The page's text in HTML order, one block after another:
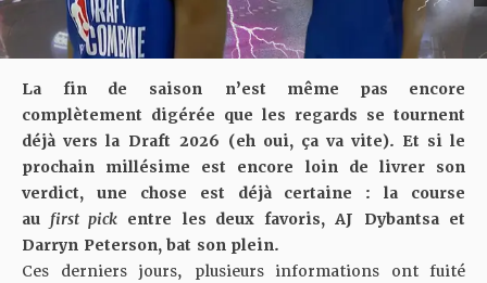
La fin de saison n’est même pas encore
complètement digérée que les regards se tournent
déjà vers la Draft 2026 (eh oui, ça va vite). Et si le
prochain millésime est encore loin de livrer son
verdict, une chose est déjà certaine : la course
au first pickentre les deux favoris, AJ Dybantsa et
Darryn Peterson, bat son plein.
Ces derniers jours, plusieurs informations ont fuité